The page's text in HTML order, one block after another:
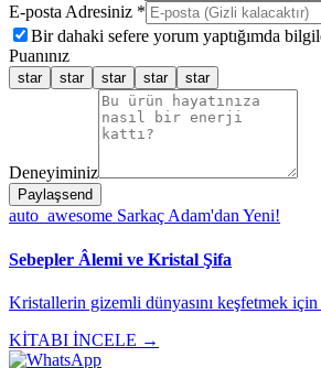
E-posta Adresiniz *
Bir dahaki sefere yorum yaptığımda
Puanınız
star star star star star
Deneyiminiz
Paylaşsend
auto_awesome Sarkaç Adam'dan Yeni!
Sebepler Âlemi ve Kristal Şifa
Kristallerin gizemli dünyasını keşfetmek
KİTABI İNCELE →